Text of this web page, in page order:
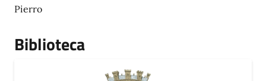
Pierro
Biblioteca